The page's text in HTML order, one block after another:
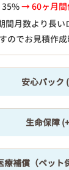
35%→ 60ヶ月間
間月数より長
のでお見積作
安心パック
生命保障
療補償（ペット